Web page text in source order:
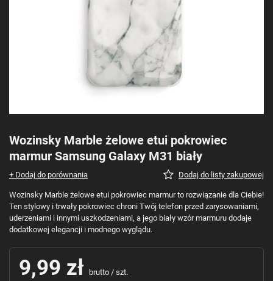
Wozinsky Marble żelowe etui pokrowiec
marmur Samsung Galaxy M31 biały
+ Dodaj do porównania Dodaj do listy zakupowej
Wozinsky Marble żelowe etui pokrowiec marmur to rozwiązanie dla Ciebie!
Ten stylowy i trwały pokrowiec chroni Twój telefon przed zarysowaniami,
uderzeniami i innymi uszkodzeniami, a jego biały wzór marmuru dodaje
dodatkowej elegancji i modnego wyglądu.
9,99 zł brutto / szt.